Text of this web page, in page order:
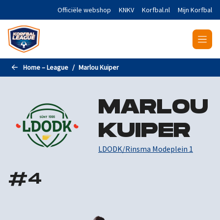
Naar de hoofdinhoud gaanOfficiële webshop KNKV Korfbal.nl Mijn Korfbal
Home – League Marlou Kuiper
MARLOU
KUIPER
LDODK/Rinsma Modeplein 1
#4